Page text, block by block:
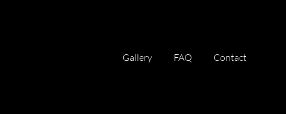
Gallery FAQ Contact